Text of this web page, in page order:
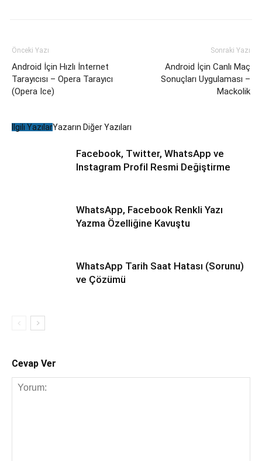
Önceki Yazı
Android İçin Hızlı İnternet
Tarayıcısı – Opera Tarayıcı
(Opera Ice)
Sonraki Yazı
Android İçin Canlı Maç
Sonuçları Uygulaması –
Mackolik
İlgili YazılarYazarın Diğer Yazıları
Facebook, Twitter, WhatsApp ve
Instagram Profil Resmi Değiştirme
WhatsApp, Facebook Renkli Yazı
Yazma Özelliğine Kavuştu
WhatsApp Tarih Saat Hatası (Sorunu)
ve Çözümü
Cevap Ver